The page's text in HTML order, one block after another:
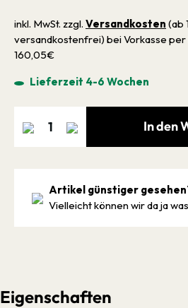
inkl. MwSt. zzgl. Versandkosten (ab
versandkostenfrei) bei Vorkasse
160,05€
Lieferzeit 4-6 Wochen
In den
Artikel günstiger
Vielleicht können wir da ja
Eigenschaften